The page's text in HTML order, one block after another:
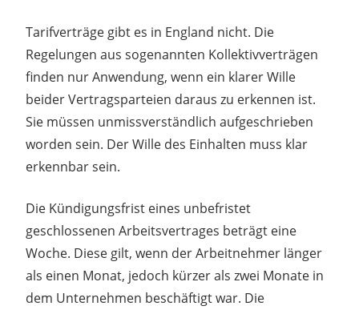
Tarifverträge gibt es in England nicht. Die
Regelungen aus sogenannten Kollektivverträgen
finden nur Anwendung, wenn ein klarer Wille
beider Vertragsparteien daraus zu erkennen ist.
Sie müssen unmissverständlich aufgeschrieben
worden sein. Der Wille des Einhalten muss klar
erkennbar sein.
Die Kündigungsfrist eines unbefristet
geschlossenen Arbeitsvertrages beträgt eine
Woche. Diese gilt, wenn der Arbeitnehmer länger
als einen Monat, jedoch kürzer als zwei Monate in
dem Unternehmen beschäftigt war. Die